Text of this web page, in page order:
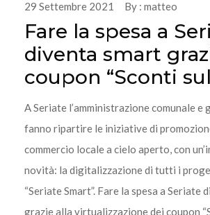
29 Settembre 2021 By : matteo
Fare la spesa a
diventa smart
coupon “Sconti
A Seriate l’amministrazione comunale e
fanno ripartire le iniziative di
commercio locale a cielo aperto, con
novità: la digitalizzazione di tutti i
“Seriate Smart”. Fare la spesa a Seriate
grazie alla virtualizzazione dei coupon